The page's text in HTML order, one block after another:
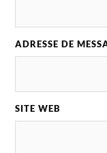
ADRESSE DE
SITE WEB